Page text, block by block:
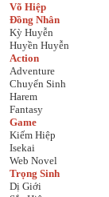
Võ Hiệp
Đồng Nhân
Kỳ Huyễn
Huyền Huyễn
Action
Adventure
Chuyển Sinh
Harem
Fantasy
Game
Kiếm Hiệp
Isekai
Web Novel
Trọng Sinh
Dị Giới